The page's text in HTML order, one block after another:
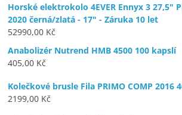
Horské elektrokolo 4EVER Ennyx 3 27,5"
2020 černá/zlatá - 17" - Záruka 10 let
52990,00 Kč
Anabolizér Nutrend HMB 4500 100 kapslí
405,00 Kč
Kolečkové brusle Fila PRIMO COMP 2016
2199,00 Kč